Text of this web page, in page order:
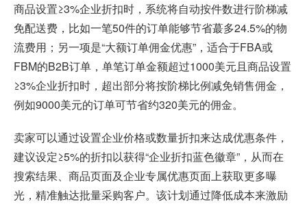
商品设置≥3%企业折扣时，系统将自动按件数进行阶梯减
免配送费，比如一笔50件的订单能够节省蕞多24.5%的物
流费用；另一项是“大额订单佣金优惠”，适合于FBA或
FBM的B2B订单，单笔订单金额超过1000美元且商品设置
≥3%企业折扣时，超出部分将按阶梯比例减免销售佣金，
例如9000美元的订单可节省约320美元的佣金。
卖家可以通过设置企业价格或数量折扣来达成优惠条件，
建议设定≥5%的折扣以获得“企业折扣蓝色徽章”，从而在
搜索结果、商品页面及企业专属优惠页面上获取更多曝
光，精准触达批量采购客户。该计划通过降低成本来激励